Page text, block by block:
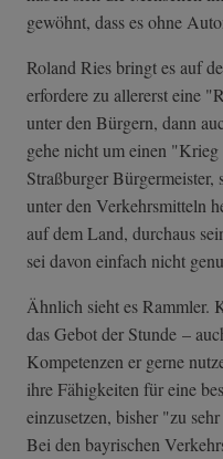
gewöhnt, dass es ohne
Roland Ries bringt es auf
erfordere zu allererst eine
unter den Bürgern, dann
gehe nicht um einen
Straßburger
unter den Verkehrsmitteln
auf dem Land, durchaus
sei davon einfach nicht
Ähnlich sieht es Rammler.
das Gebot der Stunde –
Kompetenzen er gerne
ihre Fähigkeiten für eine
einzusetzen, bisher "zu
Bei den bayrischen